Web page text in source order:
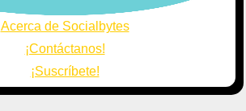
Acerca de Socialbytes
¡Contáctanos!
¡Suscríbete!